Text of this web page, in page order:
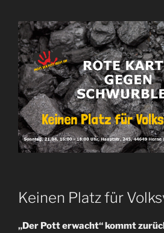
Keinen Platz für
„Der Pott erwacht“ kommt